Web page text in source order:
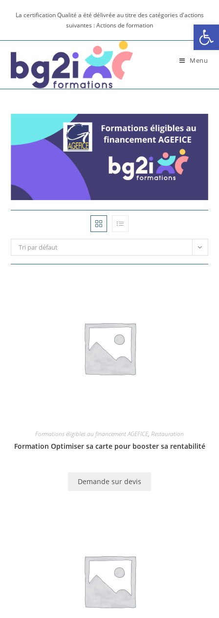
La certification Qualité a été délivrée au titre des catégories d'actions
suivantes : Actions de formation
Menu
Tri par défaut
Formations éligibles au financement AGEFICE, Restauration
Formation Optimiser sa carte pour booster sa rentabilité
Demande sur devis